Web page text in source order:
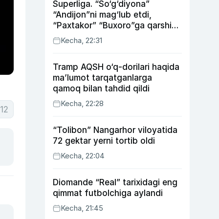
12
Superliga. “So‘g‘diyona”
“Andijon”ni mag‘lub etdi,
“Paxtakor” “Buxoro”ga qarshi
bahsda g‘alabani qo‘ldan
chiqardi
Kecha, 22:31
Tramp AQSH o‘q-dorilari haqida
ma’lumot tarqatganlarga
qamoq bilan tahdid qildi
Kecha, 22:28
“Tolibon” Nangarhor viloyatida
72 gektar yerni tortib oldi
Kecha, 22:04
Diomande “Real” tarixidagi eng
qimmat futbolchiga aylandi
Kecha, 21:45